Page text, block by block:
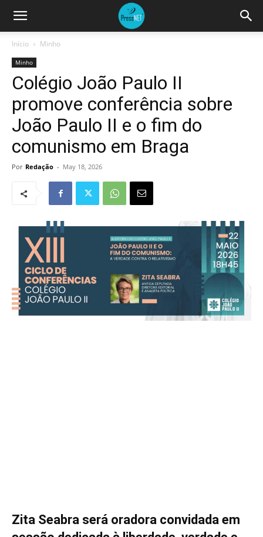
Início Minho
Minho
Colégio João Paulo II
promove conferência sobre
João Paulo II e o fim do
comunismo em Braga
Por Redação - May 18, 2026
Zita Seabra será oradora convidada em